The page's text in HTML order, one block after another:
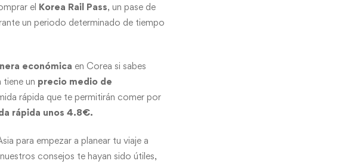
el Korea Rail Pass, un pase de
un periodo determinado de tiempo
económica en Corea si sabes
un precio medio de
rápida que te permitirán comer por
rápida unos 4.8€.
para empezar a planear tu viaje a
consejos te hayan sido útiles,